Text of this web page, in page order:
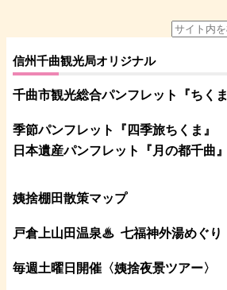
信州千曲観光局オリジナル
千曲市観光総合パンフレット 『ちくま
季節パンフレット『四季旅ちくま』
日本遺産パンフレット
『月の都千曲 』
姨捨棚田散策マップ
戸倉上山田温泉♨ 七福神外湯めぐり
毎週土曜日開催〈姨捨夜景ツアー〉